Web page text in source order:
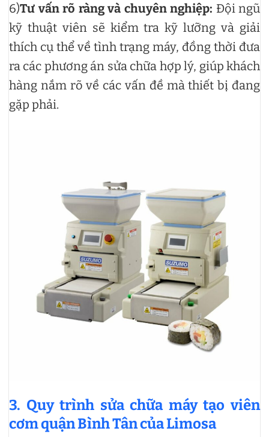
6)Tư vấn rõ ràng và chuyên nghiệp: Đội ngũ
kỹ thuật viên sẽ kiểm tra kỹ lưỡng và giải
thích cụ thể về tình trạng máy, đồng thời đưa
ra các phương án sửa chữa hợp lý, giúp khách
hàng nắm rõ về các vấn đề mà thiết bị đang
gặp phải.
3. Quy trình sửa chữa máy tạo viên
cơm quận Bình Tân của Limosa